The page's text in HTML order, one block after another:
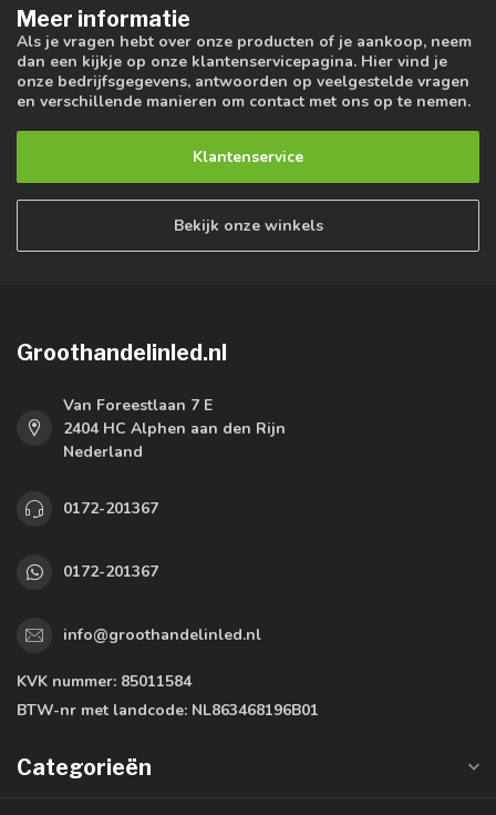
Meer informatie
Als je vragen hebt over onze producten of je aankoop, neem
dan een kijkje op onze klantenservicepagina. Hier vind je
onze bedrijfsgegevens, antwoorden op veelgestelde vragen
en verschillende manieren om contact met ons op te nemen.
Klantenservice
Bekijk onze winkels
Groothandelinled.nl
Van Foreestlaan 7 E
2404 HC Alphen aan den Rijn
Nederland
0172-201367
0172-201367
info@groothandelinled.nl
KVK nummer: 85011584
BTW-nr met landcode: NL863468196B01
Categorieën